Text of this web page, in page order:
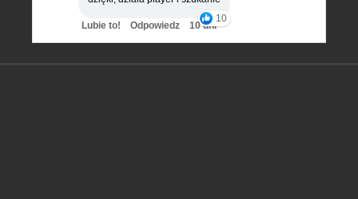
10
Lubie to! Odpowiedz 10 dni